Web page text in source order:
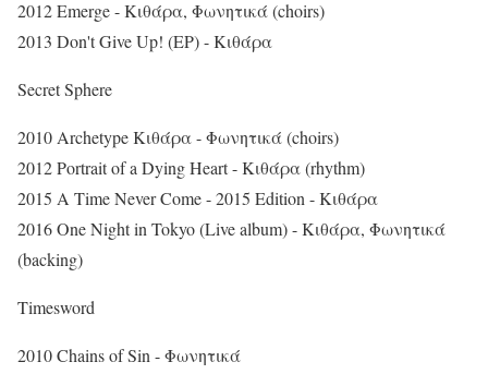
2012 Emerge - Κιθάρα, Φωνητικά (choirs)
2013 Don't Give Up! (EP) - Κιθάρα
Secret Sphere
2010 Archetype Κιθάρα - Φωνητικά (choirs)
2012 Portrait of a Dying Heart - Κιθάρα (rhythm)
2015 A Time Never Come - 2015 Edition - Κιθάρα
2016 One Night in Tokyo (Live album) - Κιθάρα, Φωνητικά
(backing)
Timesword
2010 Chains of Sin - Φωνητικά